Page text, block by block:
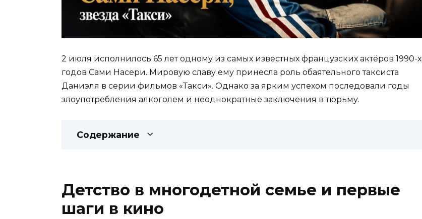
2 июля исполнилось 65 лет одному из самых известных французских актёров 1990-х
годов Сами Насери. Мировую славу ему принесла роль обаятельного таксиста
Даниэля в серии фильмов «Такси». Однако за ярким успехом последовали годы
злоупотребления алкоголем и неоднократные заключения в тюрьму.
Содержание
Детство в многодетной семье и первые
шаги в кино